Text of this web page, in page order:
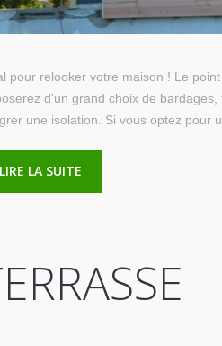
pour relooker votre maison ! Le
d'un grand choix de
une isolation. Si vous optez pour
LIRE LA SUITE